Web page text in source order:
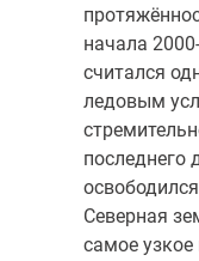
начала
считался
ледовым
последнего
Северная
самое